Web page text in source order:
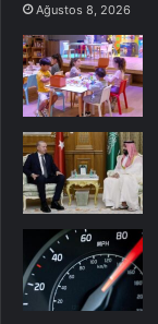
Ağustos 8, 2026